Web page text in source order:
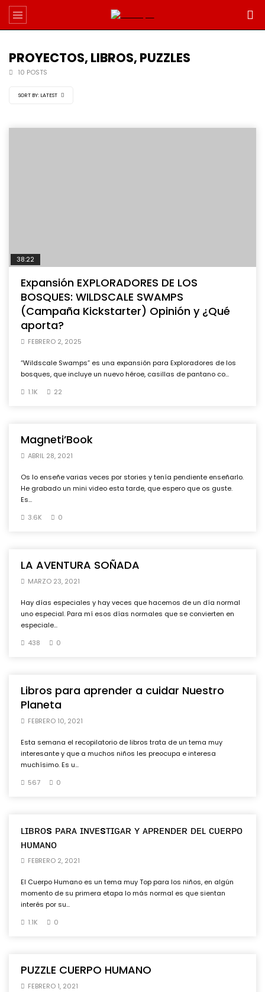
PROYECTOS, LIBROS, PUZZLES
10 POSTS
SORT BY: LATEST
38:22
Expansión EXPLORADORES DE LOS
BOSQUES: WILDSCALE SWAMPS
(Campaña Kickstarter) Opinión y ¿Qué
aporta?
FEBRERO 2, 2025
“Wildscale Swamps” es una expansión para Exploradores de los
bosques, que incluye un nuevo héroe, casillas de pantano co...
1.1K
22
Magneti’Book
ABRIL 28, 2021
Os lo enseñe varias veces por stories y tenía pendiente enseñarlo.
He grabado un mini video esta tarde, que espero que os guste.
Es...
3.6K
0
LA AVENTURA SOÑADA
MARZO 23, 2021
Hay días especiales y hay veces que hacemos de un día normal
uno especial. Para mí esos días normales que se convierten en
especiale...
438
0
Libros para aprender a cuidar Nuestro
Planeta
FEBRERO 10, 2021
Esta semana el recopilatorio de libros trata de un tema muy
interesante y que a muchos niños les preocupa e interesa
muchísimo. Es u...
567
0
ʟɪʙʀᴏs ᴘᴀʀᴀ ɪɴᴠᴇsᴛɪɢᴀʀ ʏ ᴀᴘʀᴇɴᴅᴇʀ ᴅᴇʟ ᴄᴜᴇʀᴘᴏ
ʜᴜᴍᴀɴᴏ
FEBRERO 2, 2021
El Cuerpo Humano es un tema muy Top para los niños, en algún
momento de su primera etapa lo más normal es que sientan
interés por su...
1.1K
0
PUZZLE CUERPO HUMANO
FEBRERO 1, 2021